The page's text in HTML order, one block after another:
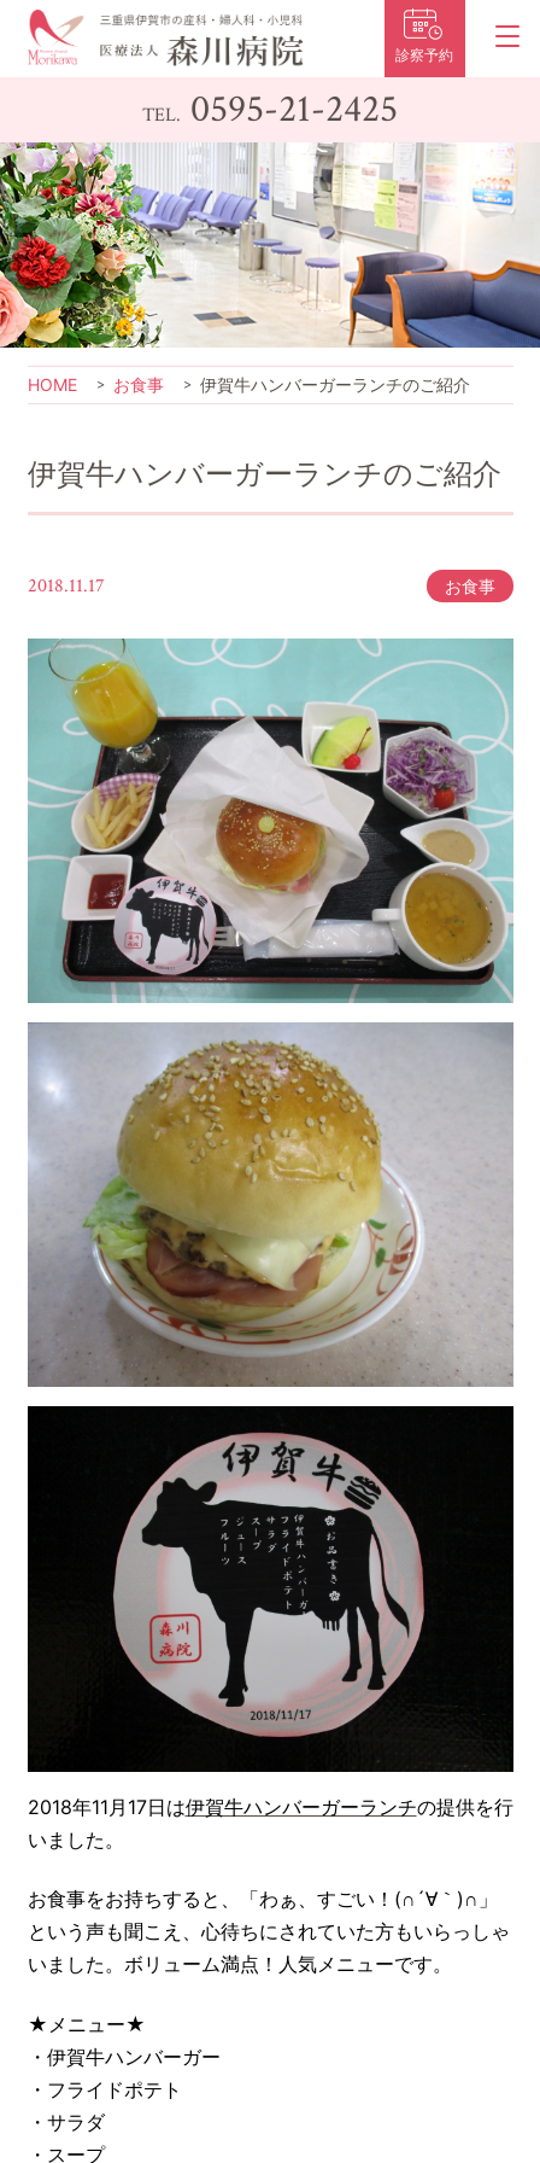
診察予約
TEL. 0595-21-2425
HOME お食事 伊賀牛ハンバーガーランチのご紹介
伊賀牛ハンバーガーランチのご紹介
2018.11.17 お食事
2018年11月17日は伊賀牛ハンバーガーランチの提供を行
いました。
お食事をお持ちすると、「わぁ、すごい！(∩´∀｀)∩」
という声も聞こえ、心待ちにされていた方もいらっしゃ
いました。ボリューム満点！人気メニューです。
★メニュー★
・伊賀牛ハンバーガー
・フライドポテト
・サラダ
・スープ